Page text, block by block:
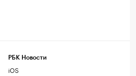
РБК Новости
iOS